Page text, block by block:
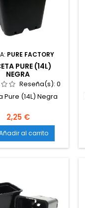
PURE FACTORY
PURE (14L)
NEGRA
Reseña(s):0
Pure (14L) Negra
2,25 €
al carrito